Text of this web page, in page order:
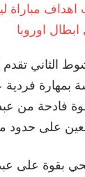
الثاني
فادحة من
على حدود
على عبد